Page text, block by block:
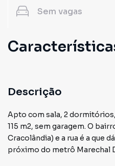
Sem vagas
Elevador
Armário no Quarto
Sala
Descrição
Apto com sala, 2
115 m2, sem garagem. O
Cracolândia) e a rua é a que
próximo do metrô Marechal